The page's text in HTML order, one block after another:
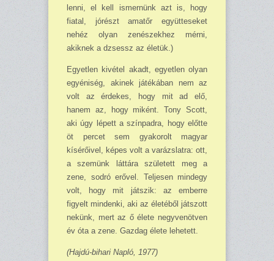
lenni, el kell ismer­nünk azt is, hogy
fiatal, jórészt amatőr együtteseket
nehéz olyan zenészekhez mérni,
akiknek a dzsessz az életük.)
Egyetlen kivétel akadt, egyetlen olyan
egyéniség, akinek játékában nem az
volt az érdekes, hogy mit ad elő,
hanem az, hogy miként. Tony Scott,
aki úgy lépett a szín­padra, hogy előtte
öt percet sem gyakorolt magyar
kísérőivel, képes volt a varázslatra: ott,
a szemünk láttára született meg a
zene, sodró erővel. Teljesen mindegy
volt, hogy mit játszik: az emberre
figyelt mindenki, aki az életéből játszott
nekünk, mert az ő élete negyven­ötven
év óta a zene. Gazdag élete lehetett.
(Hajdú-bihari Napló, 1977)